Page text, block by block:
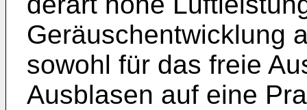
Geräuschentwicklung
sowohl für das freie
Ausblasen auf eine